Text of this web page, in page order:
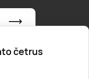
četrus